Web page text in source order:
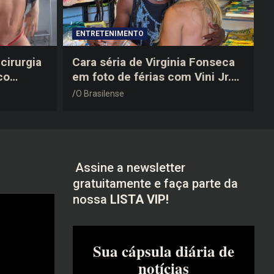
a
ENTRETENIMENTO
Cara séria de Virginia Fonseca
em foto de férias com Vini Jr.
vira piada na web: “Não
O Brasilense
Assine a newsletter
gratuitamente e faça parte da
nossa LISTA VIP!
Sua cápsula diária de
notícias